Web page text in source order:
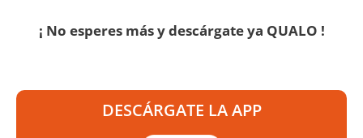
¡ No esperes más y descárgate ya QUALO !
DESCÁRGATE LA APP